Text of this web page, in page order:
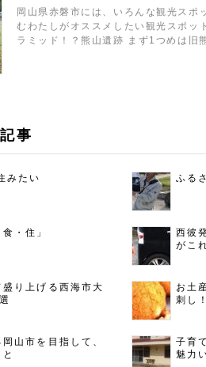
岡山県赤磐市には、いろんな観光ス
むわたしがオススメしたい観光スポッ
ラミッド！？熊山遺跡 まず1つめは旧
事
みたい ふる
・住」
西彼
がこ
り上げる西海市大
お土
刺し
山市を目指して、
子育
魅力